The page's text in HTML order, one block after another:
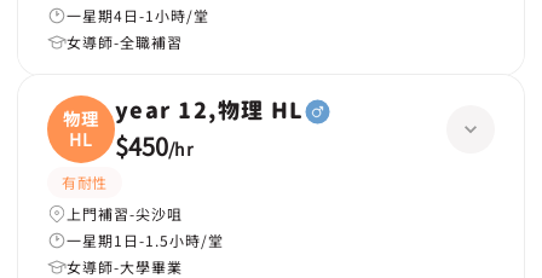
一星期4日-1小時/堂
女導師-全職補習
物理
HL
year 12,物理 HL
$450/hr
有耐性
上門補習-尖沙咀
一星期1日-1.5小時/堂
女導師-大學畢業